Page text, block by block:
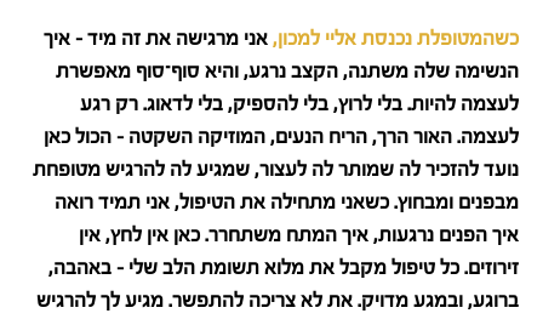
כשהמטופלת נכנסת אליי למכון, אני מרגישה את זה מיד – איך
הנשימה שלה משתנה, הקצב נרגע, והיא סוף־סוף מאפשרת
לעצמה להיות. בלי לרוץ, בלי להספיק, בלי לדאוג. רק רגע
לעצמה. האור הרך, הריח הנעים, המוזיקה השקטה – הכול כאן
נועד להזכיר לה שמותר לה לעצור, שמגיע לה להרגיש מטופחת
מבפנים ומבחוץ. כשאני מתחילה את הטיפול, אני תמיד רואה
איך הפנים נרגעות, איך המתח משתחרר. כאן אין לחץ, אין
זירוזים. כל טיפול מקבל את מלוא תשומת הלב שלי – באהבה,
ברוגע, ובמגע מדויק. את לא צריכה להתפשר. מגיע לך להרגיש